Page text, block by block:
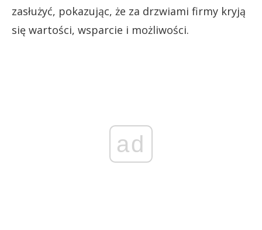
zasłużyć, pokazując, że za drzwiami firmy kryją
się wartości, wsparcie i możliwości.
ad